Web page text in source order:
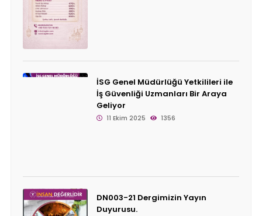
İSG Genel Müdürlüğü Yetkilileri ile
İş Güvenliği Uzmanları Bir Araya
Geliyor
11 Ekim 2025 1356
DN003-21 Dergimizin Yayın
Duyurusu.